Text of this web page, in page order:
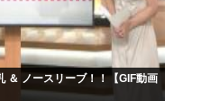
ノースリーブ！！【GIF動画